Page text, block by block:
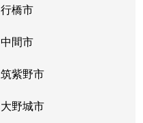
行橋市
中間市
筑紫野市
大野城市